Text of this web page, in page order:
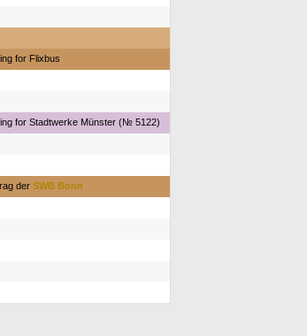
for Flixbus
for Stadtwerke Münster (№ 5122)
der SWB Bonn